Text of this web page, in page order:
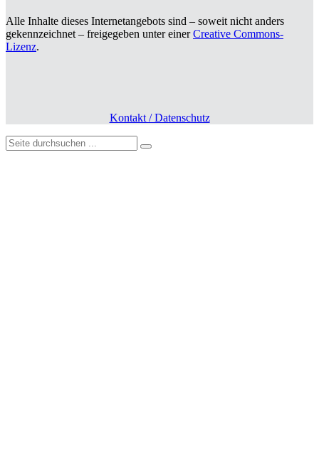
Alle Inhalte dieses Internetangebots sind – soweit nicht anders
gekennzeichnet – freigegeben unter einerCreative Commons-
Lizenz.
Kontakt / Datenschutz